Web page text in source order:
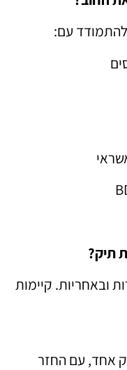
עם:
תיק?
ובאחריות. קיימות
אחד, עם החזר